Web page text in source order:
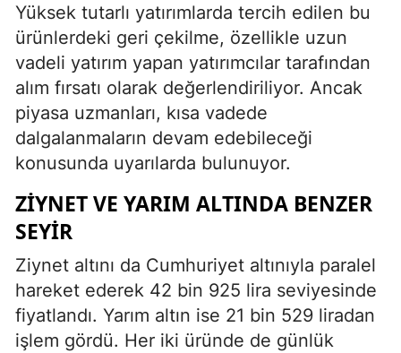
Yüksek tutarlı yatırımlarda tercih edilen bu
ürünlerdeki geri çekilme, özellikle uzun
vadeli yatırım yapan yatırımcılar tarafından
alım fırsatı olarak değerlendiriliyor. Ancak
piyasa uzmanları, kısa vadede
dalgalanmaların devam edebileceği
konusunda uyarılarda bulunuyor.
ZIYNET VE YARIM ALTINDA BENZER
SEYIR
Ziynet altını da Cumhuriyet altınıyla paralel
hareket ederek 42 bin 925 lira seviyesinde
fiyatlandı. Yarım altın ise 21 bin 529 liradan
işlem gördü. Her iki üründe de günlük